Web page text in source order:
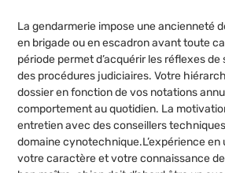
La gendarmerie impose une ancienneté
en brigade ou en escadron avant toute
période permet d’acquérir les réflexes
des procédures judiciaires. Votre
dossier en fonction de vos notations
comportement au quotidien. La
entretien avec des conseillers
domaine cynotechnique.L’expérience
votre caractère et votre connaissance